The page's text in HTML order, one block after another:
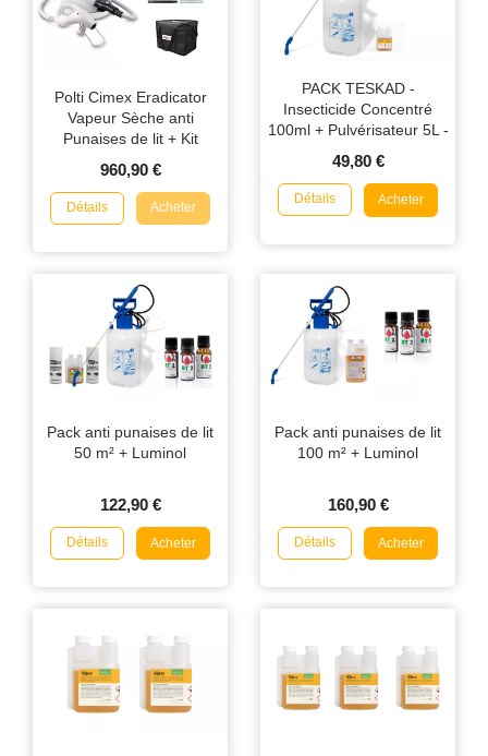
Polti Cimex Eradicator
Vapeur Sèche anti
Punaises de lit + Kit
transport
960,90 €
Détails Acheter
PACK TESKAD -
Insecticide Concentré
100ml + Pulvérisateur 5L -
& Puces
49,80 €
Détails Acheter
Pack anti punaises de lit
50 m² + Luminol
122,90 €
Détails Acheter
Pack anti punaises de lit
100 m² + Luminol
160,90 €
Détails Acheter